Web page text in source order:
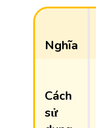
Nghĩa
Cách
sử